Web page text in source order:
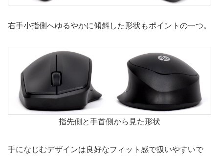
右手小指側へゆるやかに傾斜した形状もポイントの一つ。
指先側と手首側から見た形状
手になじむデザインは良好なフィット感で扱いやすいで